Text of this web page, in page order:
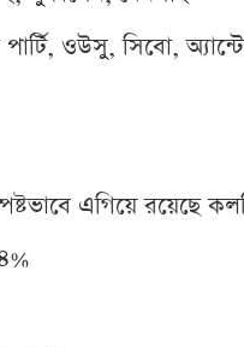
ওউসু, সিবো,
এগিয়ে রয়েছে